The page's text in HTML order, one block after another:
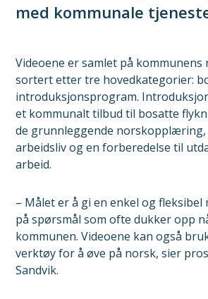
med kommunale
Videoene er samlet på
sortert etter tre hovedkategorier:
introduksjonsprogram.
et kommunalt tilbud til bosatte
de grunnleggende
arbeidsliv og en forberedelse til
arbeid.
– Målet er å gi en enkel og fleksibel
på spørsmål som ofte dukker opp
kommunen. Videoene kan også
verktøy for å øve på norsk, sier
Sandvik.